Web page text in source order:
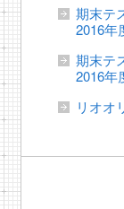
期末テ
2016年
期末テ
2016年
リオオ